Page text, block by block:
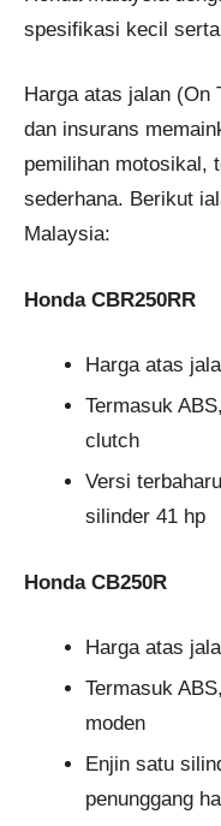
spesifikasi kecil
Harga atas jalan (On
dan insurans
pemilihan motosikal,
sederhana. Berikut
Malaysia:
Honda CBR250RR
Harga atas
Termasuk
clutch
Versi
silinder 41 hp
Honda CB250R
Harga atas
Termasuk
moden
Enjin satu
penunggang